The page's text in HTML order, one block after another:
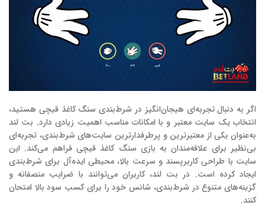
اگر به دنبال تجربه‌ای هیجان‌انگیز در شرط‌بندی سنگ کاغذ قیچی هستید،
انتخاب یک سایت معتبر و با امکانات مناسب اهمیت زیادی دارد. بت لند
به‌عنوان یکی از معتبرترین و پرطرفدارترین سایت‌های شرط‌بندی، تجربه‌ای
بی‌نظیر برای علاقه‌مندان به بازی سنگ کاغذ قیچی فراهم می‌کند. این
سایت با طراحی کاربرپسند و سرعت بالا، محیطی ایده‌آل برای شرط‌بندی
ایجاد کرده است. در بت لند، کاربران می‌توانند با ضرایب منصفانه و
گزینه‌های متنوع در شرط‌بندی، شانس خود را برای کسب سود بالا امتحان
کنند.